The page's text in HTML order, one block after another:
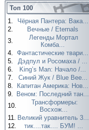
Топ 100
1.
Чёрная Пантера: Вака...
2.
Вечные / Eternals
3.
Легенды Мортал
Комба...
4. Фантастические твари...
5.
Дэдпул и Росомаха / ...
6.
King’s Man: Начало /...
7.
Синий Жук / Blue Bee...
8.
Капитан Америка: Нов...
9.
Веном: Последний тан...
10.
Трансформеры:
Восхож...
11. Великий уравнитель 3...
12.
тик....так.... БУМ! ...